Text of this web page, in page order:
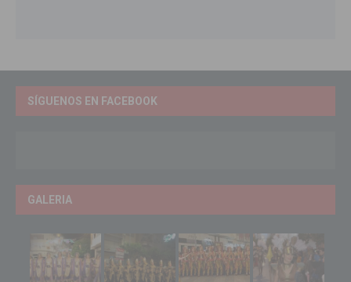
SÍGUENOS EN FACEBOOK
GALERIA